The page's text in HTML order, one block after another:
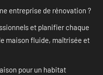
entreprise de rénovation ?
et planifier chaque
maison fluide, maîtrisée et
pour un habitat